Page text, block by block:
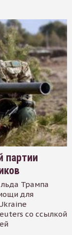
партии
Трампа
для
со ссылкой